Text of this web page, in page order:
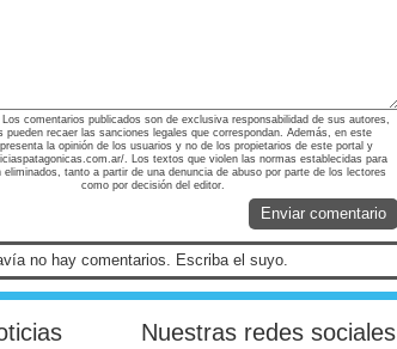
Los comentarios publicados son de exclusiva responsabilidad de sus autores,
pueden recaer las sanciones legales que correspondan. Además, en este
la opinión de los usuarios y no de los propietarios de este portal y
. Los textos que violen las normas establecidas para
tanto a partir de una denuncia de abuso por parte de los lectores
como por decisión del editor.
Enviar comentario
no hay comentarios. Escriba el suyo.
Nuestras redes sociales